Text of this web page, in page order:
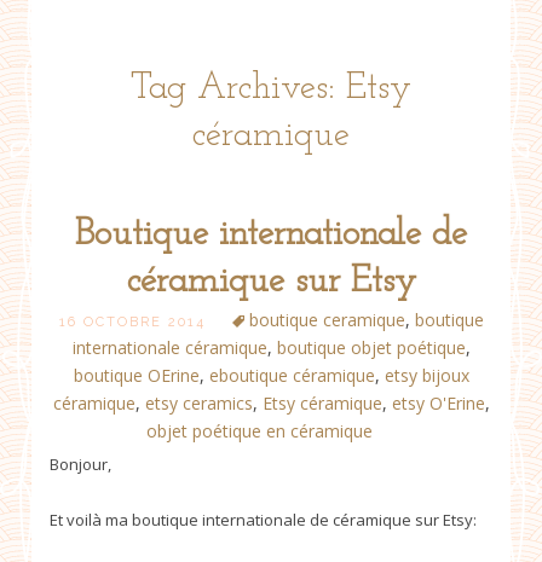
Tag Archives: Etsy
céramique
Boutique internationale de
céramique sur Etsy
16 OCTOBRE 2014 boutique ceramique, boutique
internationale céramique, boutique objet poétique,
boutique OErine, eboutique céramique, etsy bijoux
céramique, etsy ceramics, Etsy céramique, etsy O'Erine,
objet poétique en céramique
Bonjour,
Et voilà ma boutique internationale de céramique sur Etsy: